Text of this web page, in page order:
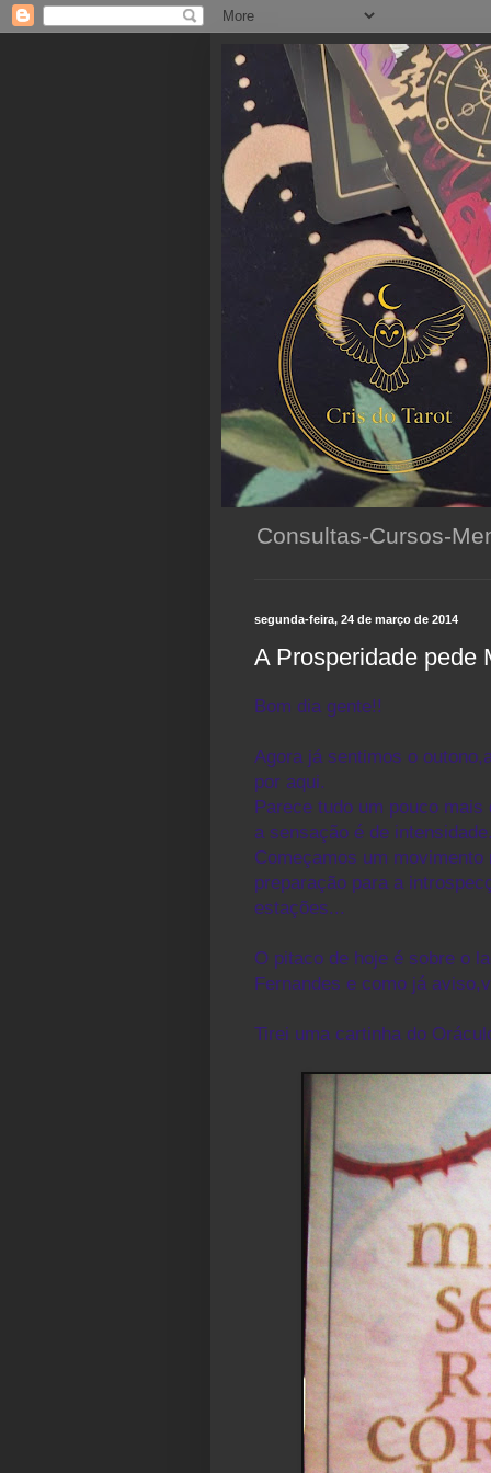
Consultas-Cursos-
segunda-feira, 24 de março de 2014
A Prosperidade pede
Bom dia gente!!
Agora já sentimos o
por aqui.
Parece tudo um pouco
a sensação é de
Começamos um
preparação para a
estações...
O pitaco de hoje é sobre o
Fernandes e como já
Tirei uma cartinha do